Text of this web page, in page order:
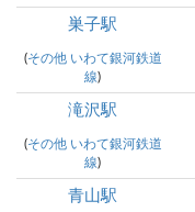
巣子駅
(その他 いわて銀河鉄道
線)
滝沢駅
(その他 いわて銀河鉄道
線)
青山駅